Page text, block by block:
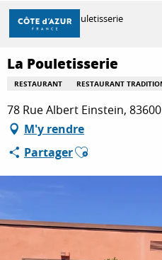
Aller
contenu
principal
DÉCOUVRIR
À FAIRE
SÉJOURNER
Accueil La Pouletisserie
La Pouletisserie
RESTAURANT RESTAURANT
78 Rue Albert Einstein,
M'y rendre
PartagerAjouter aux